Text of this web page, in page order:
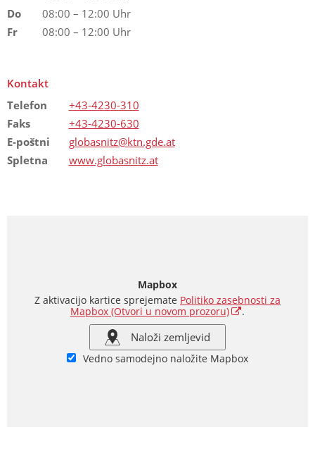
Do
08:00 – 12:00 Uhr
Fr
08:00 – 12:00 Uhr
Kontakt
Telefon
+43-4230-310
Faks
+43-4230-630
E-poštni
globasnitz@ktn.gde.at
Spletna
www.globasnitz.at
Mapbox
Z aktivacijo kartice sprejemate Politiko zasebnosti za
Mapbox(Otvori u novom prozoru) .
Naloži zemljevid
Vedno samodejno naložite Mapbox